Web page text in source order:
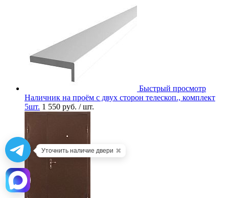
Быстрый просмотр
Наличник на проём с двух сторон телескоп., комплект
5шт. 1 550 руб. / шт.
Уточнить наличие двери ✖